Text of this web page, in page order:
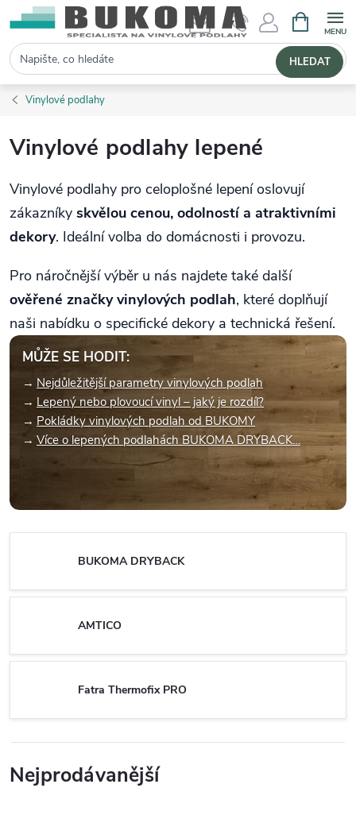
Hledat HLEDAT
Vinylové podlahy
Vinylové podlahy lepené
Vinylové podlahy pro celoplošné lepení oslovují
zákazníky skvělou cenou, odolností a atraktivními
dekory. Ideální volba do domácnosti i provozu.
Pro náročnější výběr u nás najdete také další
ověřené značky vinylových podlah, které doplňují
naši nabídku o specifické dekory a technická řešení.
MŮŽE SE HODIT:
Nejdůležitější parametry vinylových podlah
Lepený nebo plovoucí vinyl – jaký je rozdíl?
Pokládky vinylových podlah od BUKOMY
Více o lepených podlahách BUKOMA DRYBACK…
BUKOMA DRYBACK
AMTICO
Fatra Thermofix PRO
Nejprodávanější